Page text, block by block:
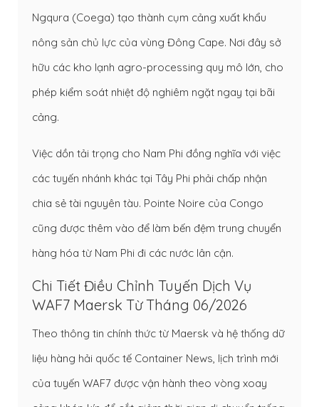
Ngqura (Coega) tạo thành cụm cảng xuất khẩu
nông sản chủ lực của vùng Đông Cape. Nơi đây sở
hữu các kho lạnh agro-processing quy mô lớn, cho
phép kiểm soát nhiệt độ nghiêm ngặt ngay tại bãi
cảng.
Việc dồn tải trọng cho Nam Phi đồng nghĩa với việc
các tuyến nhánh khác tại Tây Phi phải chấp nhận
chia sẻ tài nguyên tàu. Pointe Noire của Congo
cũng được thêm vào để làm bến đệm trung chuyển
hàng hóa từ Nam Phi đi các nước lân cận.
Chi Tiết Điều Chỉnh Tuyến Dịch Vụ
WAF7 Maersk Từ Tháng 06/2026
Theo thông tin chính thức từ Maersk và hệ thống dữ
liệu hàng hải quốc tế Container News, lịch trình mới
của tuyến WAF7 được vận hành theo vòng xoay